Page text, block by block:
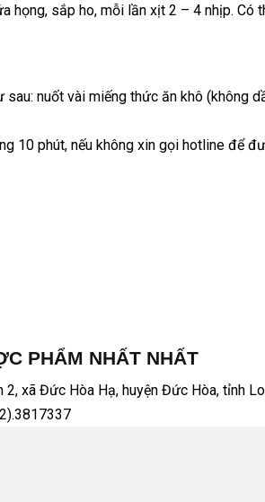
họng, sắp ho, mỗi lần xịt 2 – 4 nhịp. Có
nuốt vài miếng thức ăn khô (không
10 phút, nếu không xin gọi hotline để
PHẨM NHẤT NHẤT
xã Đức Hòa Hạ, huyện Đức Hòa, tỉnh